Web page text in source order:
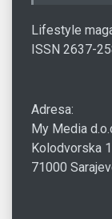
Lifestyle
ISSN 2637-
Adresa:
My Media
Kolodvorska
71000